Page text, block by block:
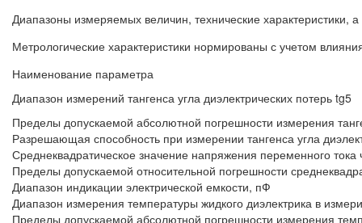
Диапазоны измеряемых величин, технические
Метрологические характеристики нормированы с учетом
Наименование параметра
Диапазон измерений тангенса угла диэлектрических потерь tg5
Пределы допускаемой абсолютной погрешности измерения
Разрешающая способность при измерении тангенса угла
Среднеквадратическое значение напряжения переменного
Пределы допускаемой относительной погрешности
Диапазон индикации электрической емкости, пФ
Диапазон измерения температуры жидкого диэлектрика в
Пределы допускаемой абсолютной погрешности измерения